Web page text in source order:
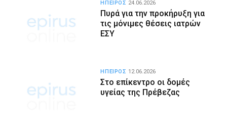
Πυρά για την προκήρυξη για
τις μόνιμες θέσεις ιατρών
ΕΣΥ
ΗΠΕΙΡΟΣ 24.06.2026
Στο επίκεντρο οι δομές
υγείας της Πρέβεζας
ΗΠΕΙΡΟΣ 12.06.2026